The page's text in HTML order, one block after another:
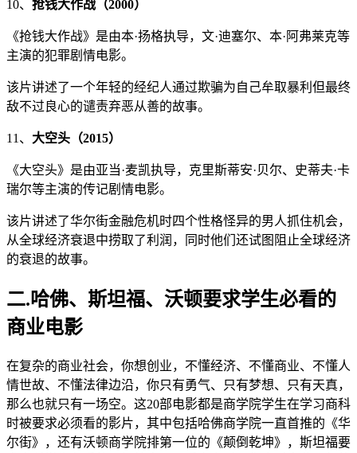
10、 抢钱大作战（2000）
《抢钱大作战》是由本·扬格执导，文·迪塞尔、本·阿弗莱克等
主演的犯罪剧情电影。
该片讲述了一个年轻的经纪人通过欺骗为自己牟取暴利但最终
敌不过良心的谴责弃恶从善的故事。
11、 大空头（2015）
《大空头》是由亚当·麦凯执导，克里斯蒂安·贝尔、史蒂夫·卡
瑞尔等主演的传记剧情电影。
该片讲述了华尔街金融危机时四个性格怪异的男人抓住机会，
从全球经济衰退中捞取了利润，同时他们还试图阻止全球经济
的衰退的故事。
二.哈佛、斯坦福、沃顿要求学生必看的
商业电影
在复杂的商业社会，你想创业，不懂经济、不懂商业、不懂人
情世故、不懂法律边沿，你只有勇气、只有梦想、只有天真，
那么也就只有一场空。这20部电影都是商学院学生在学习商科
时被要求必须看的影片，其中包括哈佛商学院一直首推的《华
尔街》，还有沃顿商学院排第一位的《颠倒乾坤》，斯坦福要